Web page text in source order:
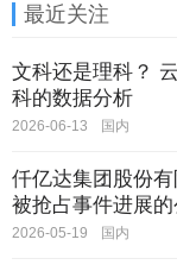
最近关注
文科还是理科？
科的数据分析
2026-06-13 国内
仟亿达集团股份
被抢占事件进展
2026-05-19 国内